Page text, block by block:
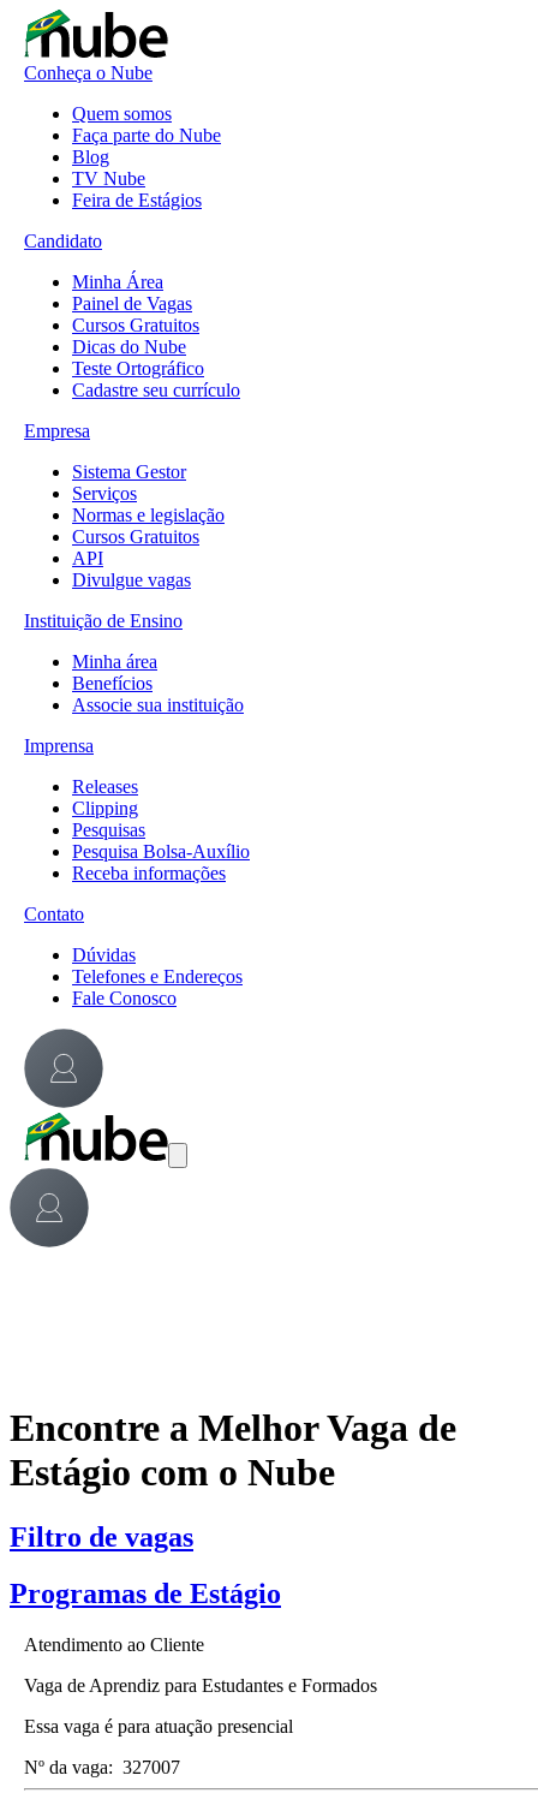
Conheça o Nube
Quem somos
Faça parte do Nube
Blog
TV Nube
Feira de Estágios
Candidato
Minha Área
Painel de Vagas
Cursos Gratuitos
Dicas do Nube
Teste Ortográfico
Cadastre seu currículo
Empresa
Sistema Gestor
Serviços
Normas e legislação
Cursos Gratuitos
API
Divulgue vagas
Instituição de Ensino
Minha área
Benefícios
Associe sua instituição
Imprensa
Releases
Clipping
Pesquisas
Pesquisa Bolsa-Auxílio
Receba informações
Contato
Dúvidas
Telefones e Endereços
Fale Conosco
Encontre a Melhor Vaga de
Estágio com o Nube
Filtro de vagas
Programas de Estágio
Atendimento ao Cliente
Vaga de Aprendiz para Estudantes e Formados
Essa vaga é para atuação presencial
Nº da vaga: 327007